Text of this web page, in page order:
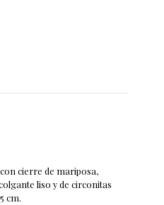
cierre de mariposa,
liso y de circonitas
cm.